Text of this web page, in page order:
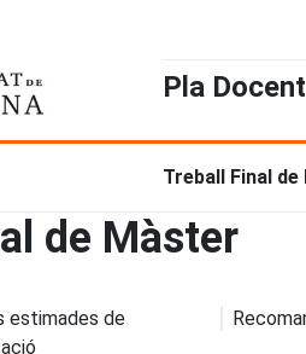
Pla
Treball Final
de Màster
estimades de